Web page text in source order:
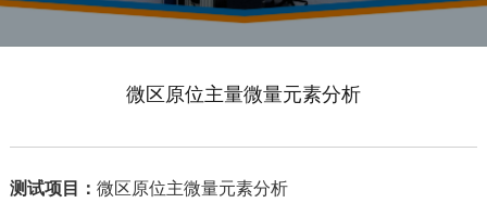
微区原位主量微量元素分析
测试项目： 微区原位主微量元素分析